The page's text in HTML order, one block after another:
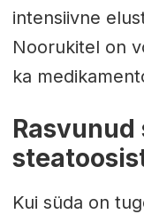
intensiivne
Noorukitel on
ka
Kui süda on